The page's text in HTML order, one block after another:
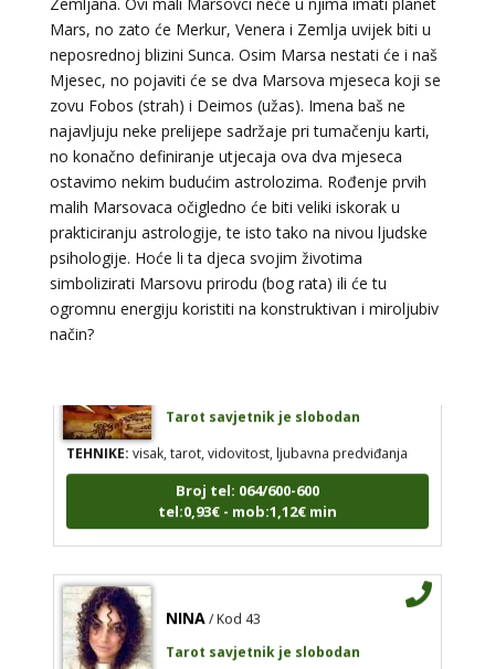
Zemljana. Ovi mali Marsovci neće u njima imati planet
Mars, no zato će Merkur, Venera i Zemlja uvijek biti u
neposrednoj blizini Sunca. Osim Marsa nestati će i naš
Mjesec, no pojaviti će se dva Marsova mjeseca koji se
zovu Fobos (strah) i Deimos (užas). Imena baš ne
najavljuju neke prelijepe sadržaje pri tumačenju karti,
no konačno definiranje utjecaja ova dva mjeseca
ostavimo nekim budućim astrolozima. Rođenje prvih
malih Marsovaca očigledno će biti veliki iskorak u
prakticiranju astrologije, te isto tako na nivou ljudske
psihologije. Hoće li ta djeca svojim životima
simbolizirati Marsovu prirodu (bog rata) ili će tu
ogromnu energiju koristiti na konstruktivan i miroljubiv
način?
Broj tel: 064/600-600
tel:0,93€ - mob:1,12€ min
STOJA/ Kod 31
Tarot savjetnik je slobodan
TEHNIKE:kristalna kugla, tarot, vidovitost, visak
Broj tel: 064/600-600
tel:0,93€ - mob:1,12€ min
Tarot savjetnik je slobodan
TEHNIKE:visak, tarot, vidovitost, ljubavna predviđanja
Broj tel: 064/600-600
tel:0,93€ - mob:1,12€ min
NINA / Kod 43
Tarot savjetnik je slobodan